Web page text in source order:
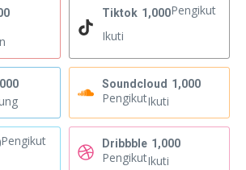
Tiktok 1,000Pengikut
Ikuti
Soundcloud 1,000
PengikutIkuti
Pengikut
Dribbble 1,000
PengikutIkuti